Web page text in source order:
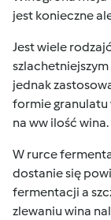
jest konieczne
Jest wiele
jednak
formie granulatu
na ww ilość wina.
W rurce
dostanie się
fermentacji a
zlewaniu wina